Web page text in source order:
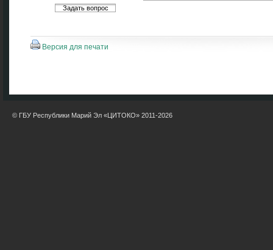
Версия для печати
© ГБУ Республики Марий Эл «ЦИТОКО» 2011-2026